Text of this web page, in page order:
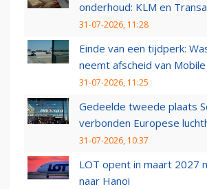
onderhoud: KLM en
31-07-2026, 11:28
Einde van een tijdperk:
neemt afscheid van
31-07-2026, 11:25
Gedeelde tweede plaats
verbonden Europese
31-07-2026, 10:37
LOT opent in maart 2027
naar Hanoi